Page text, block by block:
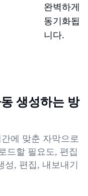
완벽하게
동기화됩
니다.
생성하는 방
에 맞춘 자막으로
드할 필요도, 편집
, 편집, 내보내기